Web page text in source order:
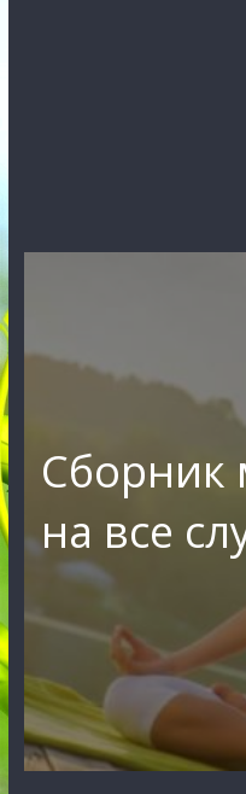
Сборник
на все